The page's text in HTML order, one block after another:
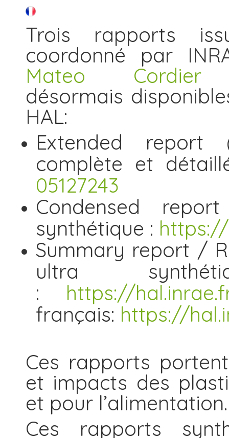
Trois rapports
coordonné par
Mateo Cordiera
désormais
HAL:
Extended report
complète et
05127243
Condensed
synthétique :
Summary report /
ultra
: https://
français: https://
Ces rapports
et impacts des
et pour
Ces rapports